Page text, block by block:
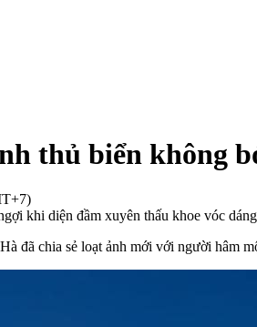
thủ biển không
khi diện đầm xuyên thấu khoe vóc
đã chia sẻ loạt ảnh mới với người hâm